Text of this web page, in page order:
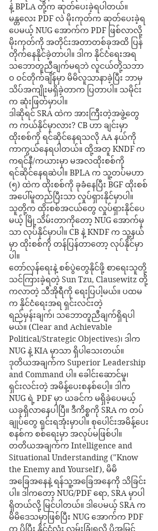
နဲ့ BPLA တို့က ဆုတ်ပေးခဲ့ရပါတယ်။
မန္တလေး PDF လဲ မိုးကုတ်က ဆုတ်ပေးခဲ့ရ
ပေမယ့် NUG အောက်က PDF ဖြစ်လာလို့
မိုးကုတ်ကို အတိုင်းအတာတစ်ခုအထိ ပြန်
တိုက်နေနိုင်ခဲ့တာပါ။ ဒါက နိုင်ငံရေးအရ
သဘောတူညီချက်မရဘဲ လူငယ်တို့သဘာ
ဝ ဝင်တိုက်ချိန်မှာ မိမိလူသာနာခဲ့ပြီး ဘာမှ
သိပ်အကျိုးမရှိခဲ့တာက ပြတာပါ။ သမိုင်း
က ဆုံးဖြတ်မှာပါ။
ဒါဆိုရင် SRA ထဲက အားကြီးတဲ့အဖွဲ့တွေ
က ကယ်နိုင်မှာလား? CB ဟာ ချင်းမှာ
ထိုးစစ်ကို ရင်ဆိုင်နေရသလို AA နယ်ကို
ကာကွယ်နေရပါတယ်။ ထို့အတူ KNDF က
ကရင်နီ/ကယားမှာ မအလထိုးစစ်ကို
ရင်ဆိုင်နေရဆဲပါ။ BPLA က သူ့တပ်မဟာ
(၅) ထဲက ထိုးစစ်ကို ခုခံနေပြီး BGF ထိုးစစ်
အပေါ်မူတည်ပြီးသာ လှုပ်ရှားနိုင်မှာပါ။
သူတို့က ထိုးစစ်အငယ်တွေ လှုပ်ရှားနိုင်ပေ
မယ့် မြို့သိမ်းတာကိုတော့ NUG အောက်မှ
သာ လုပ်နိုင်မှာပါ။ CB နဲ့ KNDF က သူ့နယ်
မှာ ထိုးစစ်ကို တန်ပြန်တာတော့ လုပ်နိုင်မှာ
ပါ။
တော်လှန်ရေးနဲ့ စစ်ပွဲတွေနိုင်ဖို့ စာရေးသူတို့
သင်ကြားခဲ့ရတဲ့ Sun Tzu, Clausewitz တို့
ကလာတဲ့ သီအိုရီကို ရေးပြပါ့မယ်။ ပထမ
က နိုင်ငံရေးအရ ရှင်းလင်းတဲ့
ရည်မှန်းချက်၊ သဘောတူညီချက်ရှိရပါ
မယ်။ (Clear and Achievable
Political/Strategic Objectives)၊ ဒါက
NUG နဲ့ KIA မှာသာ ရှိပါသေးတယ်။
ဒုတိယအချက်က Superior Leadership
and Command ပါ။ ခေါင်းဆောင်မှု၊
ရှင်းလင်းတဲ့ အမိန့်ပေးစနစ်ပေါ့။ ဒါက
NUG ရဲ့ PDF မှာ ယခင်က မရှိခဲ့ပေမယ့်
ယခုရှိလာနေပါပြီ။ ဒီကိစ္စကို SRA က တပ်
ချုပ်တွေ ရှင်းရအုံးမှာပါ။ စုပေါင်းအမိန့်ပေး
စနစ်က စစ်ရေးမှာ အလုပ်မဖြစ်ပါ။
တတိယအချက်က Intelligence and
Situational Understanding ("Know
the Enemy and Yourself), မိမိ
အခြေအနေနဲ့ ရန်သူ့အခြေအနေကို သိခြင်း
ပါ။ ဒါကတော့ NUG/PDF ရော, SRA မှာပါ
ရှိတယ်လို့ မြင်ပါတယ်။ ဒါပေမယ့် SRA က
မိမိဒေသမှာဖြစ်ပြီး NUG အောက်က PDF
က ပိုပြီး နိုင်ငံလုံး လွှမ်းခြုံရလို့ ပိုအမြင်